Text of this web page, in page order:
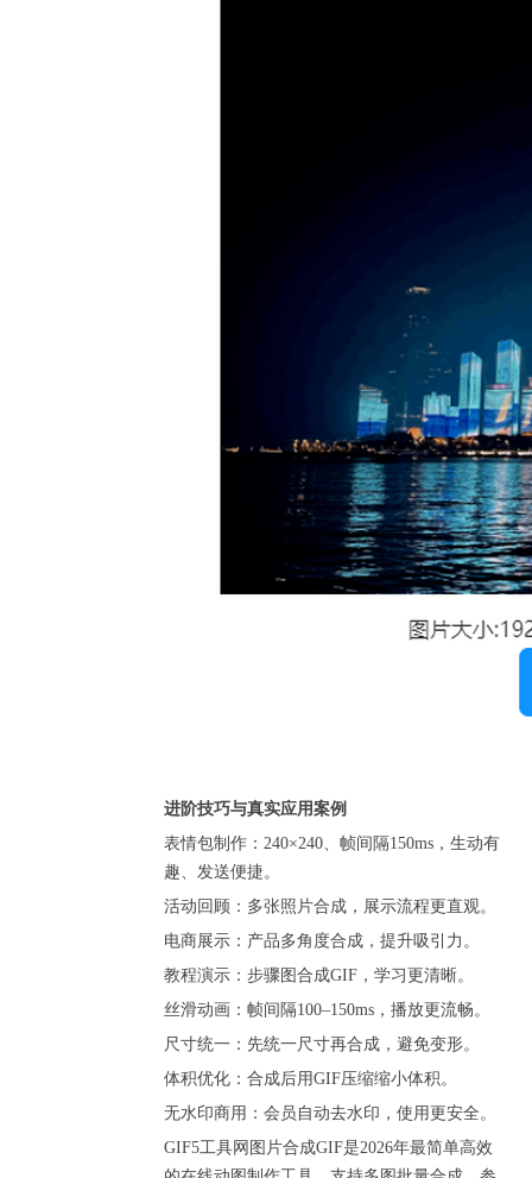
进阶技巧与真实应用案例
表情包制作：240×240、帧间隔150ms，生动有
趣、发送便捷。
活动回顾：多张照片合成，展示流程更直观。
电商展示：产品多角度合成，提升吸引力。
教程演示：步骤图合成GIF，学习更清晰。
丝滑动画：帧间隔100–150ms，播放更流畅。
尺寸统一：先统一尺寸再合成，避免变形。
体积优化：合成后用GIF压缩缩小体积。
无水印商用：会员自动去水印，使用更安全。
GIF5工具网图片合成GIF是2026年最简单高效